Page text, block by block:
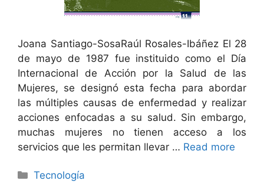
Joana Santiago-SosaRaúl Rosales-Ibáñez El 28
de mayo de 1987 fue instituido como el Día
Internacional de Acción por la Salud de las
Mujeres, se designó esta fecha para abordar
las múltiples causas de enfermedad y realizar
acciones enfocadas a su salud. Sin embargo,
muchas mujeres no tienen acceso a los
servicios que les permitan llevar … Read more
Categorías
Tecnología